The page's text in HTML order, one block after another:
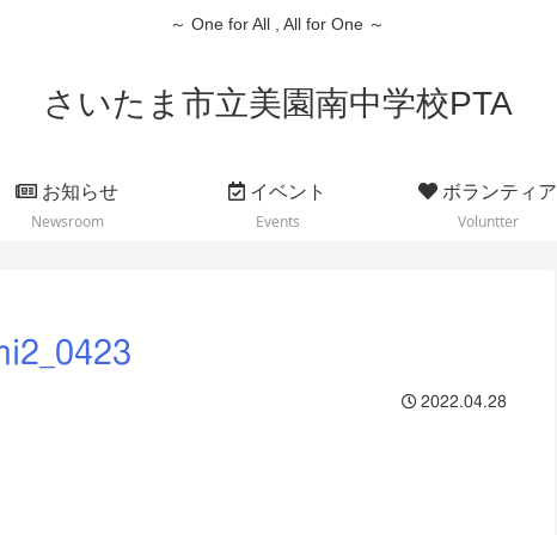
～ One for All , All for One ～
さいたま市立美園南中学校PTA
お知らせ
Newsroom
イベント
Events
ボランティア
Voluntter
2022.04.28